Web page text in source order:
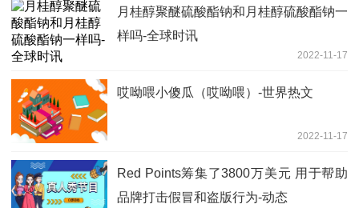
月桂醇聚醚硫酸酯钠和月桂醇硫酸酯钠一
样吗-全球时讯
2022-11-17
哎呦喂小傻瓜（哎呦喂）-世界热文
2022-11-17
Red Points筹集了3800万美元 用于帮助
品牌打击假冒和盗版行为-动态